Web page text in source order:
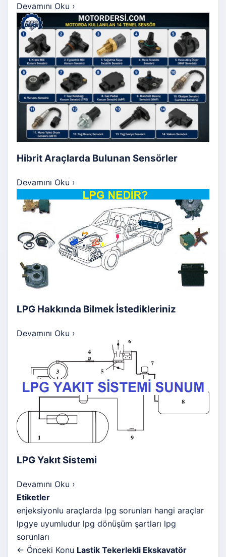
Devamını Oku ›
Hibrit Araçlarda Bulunan Sensörler
Devamını Oku ›
LPG Hakkında Bilmek İstedikleriniz
Devamını Oku ›
LPG Yakıt Sistemi
Devamını Oku ›
Etiketler
enjeksiyonlu araçlarda lpg sorunları hangi araçlar
lpgye uyumludur lpg dönüşüm şartları lpg
sorunları
← Önceki Konu Lastik Tekerlekli Ekskavatör